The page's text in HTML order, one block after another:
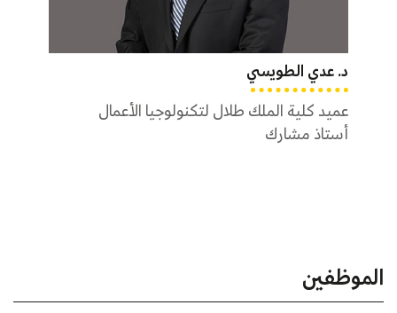
د. عدي الطويسي
عميد كلية الملك طلال لتكنولوجيا الأعمال
أستاذ مشارك
د. جورج سمور
أستاذ مشارك
الموظفين